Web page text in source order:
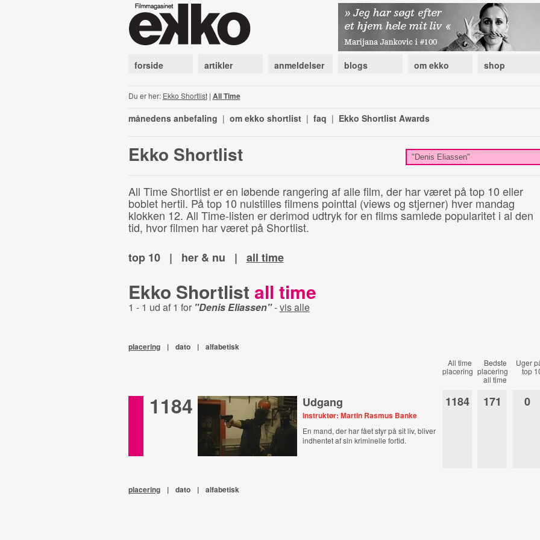
forside artikler anmeldelser blogs om ekko shop
Du er her: Ekko Shortlist| All Time
månedens anbefaling | om ekko shortlist | faq | Ekko Shortlist Awards
Ekko Shortlist
All Time Shortlist er en løbende rangering af alle film, der har været på top 10 eller
boblet hertil. På top 10 nulstilles filmens pointtal (views og stjerner) hver mandag
klokken 12. All Time-listen er derimod udtryk for en films samlede popularitet i al den
tid, hvor filmen har været på Shortlist.
top 10
| her & nu | all time
Ekko Shortlist all time
1 - 1 ud af 1 for "Denis Eliassen"-vis alle
placering | dato | alfabetisk
All time
placering
Bedste
placering
all time
Uger
top
1184 Udgang
Instruktør: Martin Rasmus Banke
En mand, der har fået styr på sit liv, bliver
indhentet af sin kriminelle fortid.
1184 171 0
placering | dato | alfabetisk